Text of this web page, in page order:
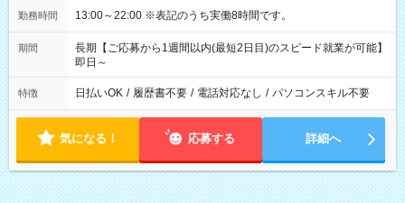
勤務時間 13:00～22:00 ※表記のうち実働8時間です。
期間
長期【ご応募から1週間以内(最短2日目)のスピード就業が可能】
即日～
特徴 日払いOK / 履歴書不要 / 電話対応なし / パソコンスキル不要
気になる！ 応募する 詳細へ